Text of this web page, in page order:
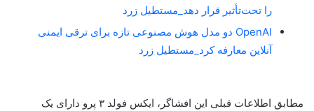
را تحت‌تأثیر قرار دهد_مستطیل زرد
OpenAI دو مدل هوش مصنوعی تازه برای ترقی ایمنی
آنلاین معارفه کرد_مستطیل زرد
مطابق اطلاعات قبلی این افشاگر، ایکس فولد ۳ پرو دارای یک